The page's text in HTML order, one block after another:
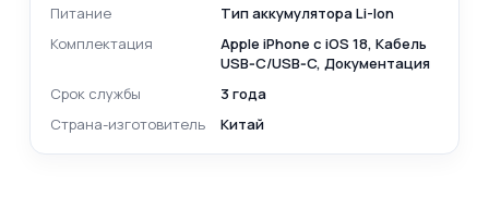
Питание
Тип аккумулятора Li-Ion
Комплектация
Apple iPhone с iOS 18, Кабель
USB‑C/USB‑C, Документация
Срок службы
3 года
Страна-изготовитель
Китай